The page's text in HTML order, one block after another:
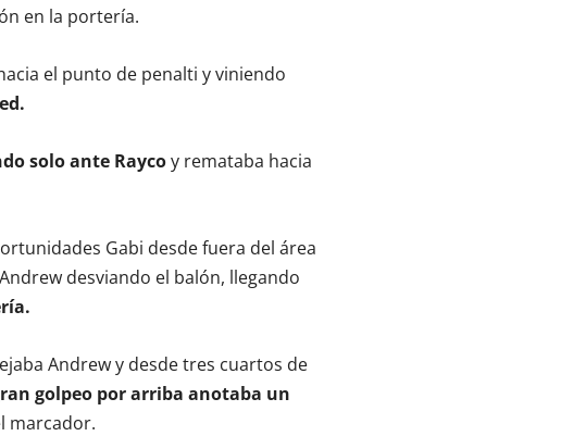
en la portería.
el punto de penalti y viniendo
solo ante Raycoy remataba hacia
Gabi desde fuera del área
desviando el balón, llegando
Andrew y desde tres cuartos de
golpeo por arriba anotaba un
marcador.